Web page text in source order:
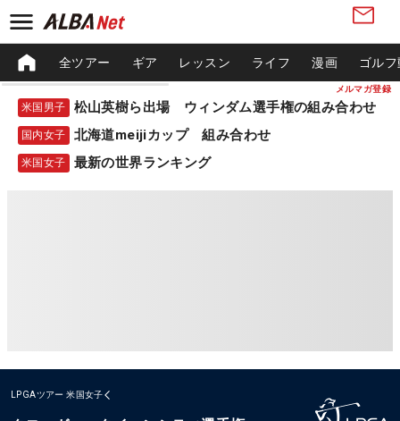
メルマガ登録
全ツアー ギア レッスン ライフ 漫画 ゴル
米国男子 松山英樹ら出場 ウィンダム選手権の組み合わせ
国内女子 北海道meijiカップ 組み合わせ
米国女子 最新の世界ランキング
LPGAツアー 米国女子